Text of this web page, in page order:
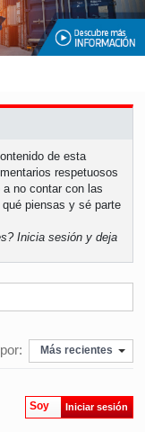
de esta
respetuosos
no contar con las
piensas y sé parte
Inicia sesión y deja
Más recientes
Soy Iniciar sesión